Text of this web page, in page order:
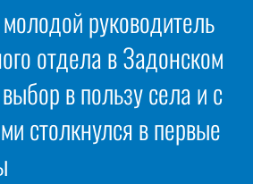
руководитель
отдела в Задонском
в пользу села и с
столкнулся в первые